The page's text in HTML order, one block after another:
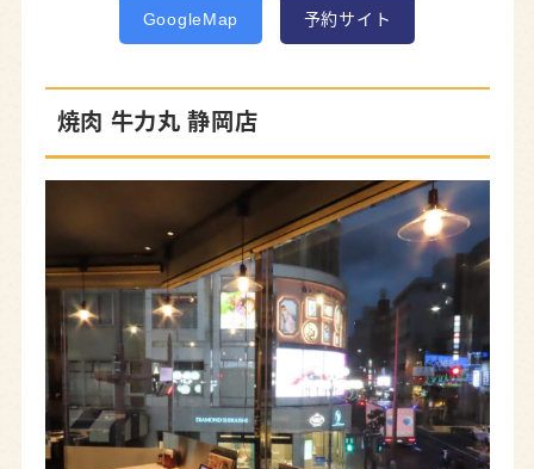
GoogleMap 予約サイト
焼肉 牛力丸 静岡店